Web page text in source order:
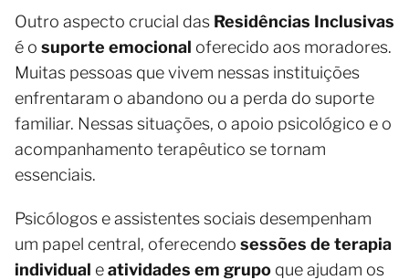
Outro aspecto crucial das Residências Inclusivas
é o suporte emocional oferecido aos moradores.
Muitas pessoas que vivem nessas instituições
enfrentaram o abandono ou a perda do suporte
familiar. Nessas situações, o apoio psicológico e o
acompanhamento terapêutico se tornam
essenciais.
Psicólogos e assistentes sociais desempenham
um papel central, oferecendo sessões de terapia
individual eatividades em grupo que ajudam os